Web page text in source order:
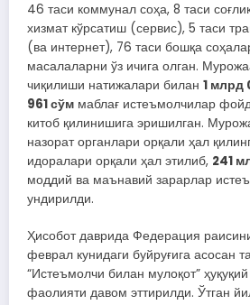
46 таси коммунал соҳа, 8 таси
хизмат кўрсатиш (сервис), 5 таси
(ва интернет), 76 таси бошқа
масалаларни ўз ичига олган.
чиқилиши натижалари билан 1 млрд
961 сўм маблағ истеъмолчилар
китоб қилинишига эришилган.
назорат органлари орқали ҳал
идоралари орқали ҳал этилиб, 241
моддий ва маънавий зарарлар
ундирилди.
Ҳисобот даврида Федерация
феврал кунидаги буйруғига асосан
“Истеъмолчи билан мулоқот”
фаолияти давом эттирилди. Ўтган